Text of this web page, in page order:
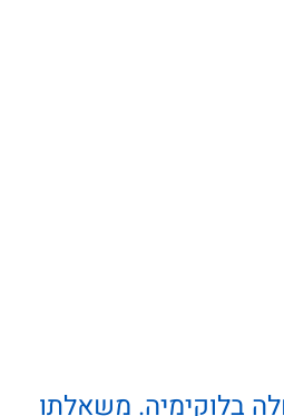
ילד בן 6, חלה בלוקימיה. משאלתו